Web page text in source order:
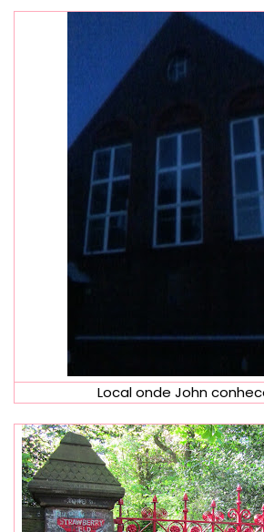
Local onde John